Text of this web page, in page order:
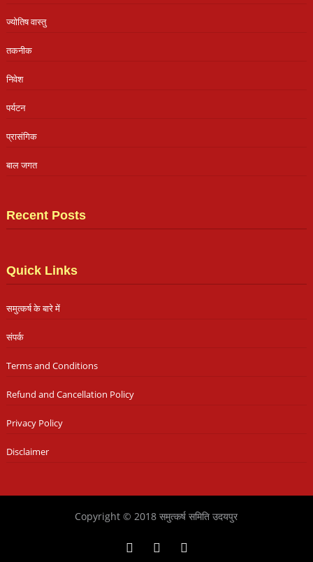
ज्योतिष वास्तु
तकनीक
निवेश
पर्यटन
प्रासंगिक
बाल जगत
Recent Posts
Quick Links
समुत्कर्ष के बारे में
संपर्क
Terms and Conditions
Refund and Cancellation Policy
Privacy Policy
Disclaimer
Copyright © 2018 समुत्कर्ष समिति उदयपुर